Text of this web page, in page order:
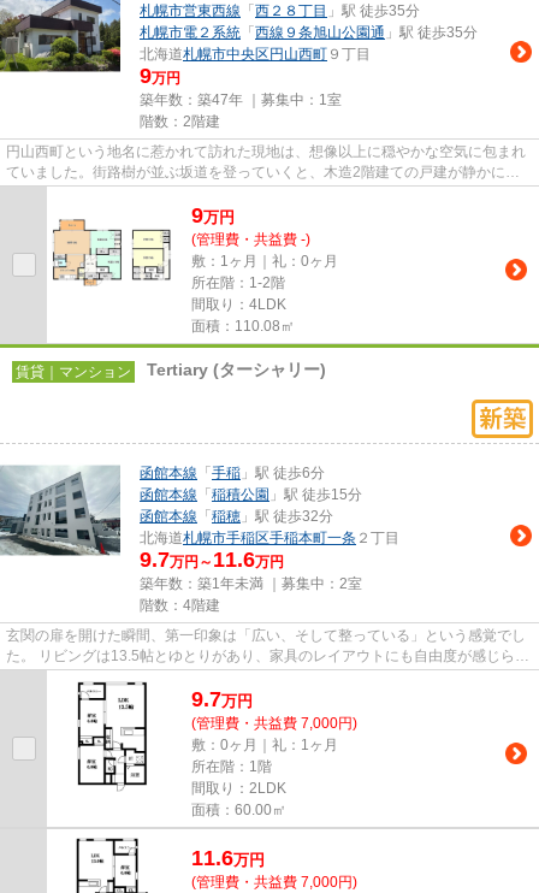
札幌市営東西線 「 西２８丁目 」駅 徒歩35分
札幌市電２系統 「 西線９条旭山公園通 」駅 徒歩35分
北海道札幌市中央区 円山西町 ９丁目
9万円
築年数：築47年 ｜募集中： 1室
階数：2階建
円山西町という地名に惹かれて訪れた現地は、想像以上に穏やかな空気に包まれ
ていました。街路樹が並ぶ坂道を登っていくと、木造2階建ての戸建が静かに佇
9万円
(管理費・共益費 -)
敷：1ヶ月｜礼：0ヶ月
所在階：1-2階
間取り：4LDK
面積：110.08㎡
賃貸｜マンション Tertiary (ターシャリー)
函館本線 「 手稲 」駅 徒歩6分
函館本線 「 稲積公園 」駅 徒歩15分
函館本線 「 稲穂 」駅 徒歩32分
北海道札幌市手稲区手稲本町一条 ２丁目
9.7万円～ 11.6万円
築年数：築1年未満 ｜募集中： 2室
階数：4階建
玄関の扉を開けた瞬間、第一印象は「広い、そして整っている」という感覚でし
た。 リビングは13.5帖とゆとりがあり、家具のレイアウトにも自由度が感じられ
9.7万円
(管理費・共益費 7,000円)
敷：0ヶ月｜礼：1ヶ月
所在階：1階
間取り：2LDK
面積：60.00㎡
11.6万円
(管理費・共益費 7,000円)